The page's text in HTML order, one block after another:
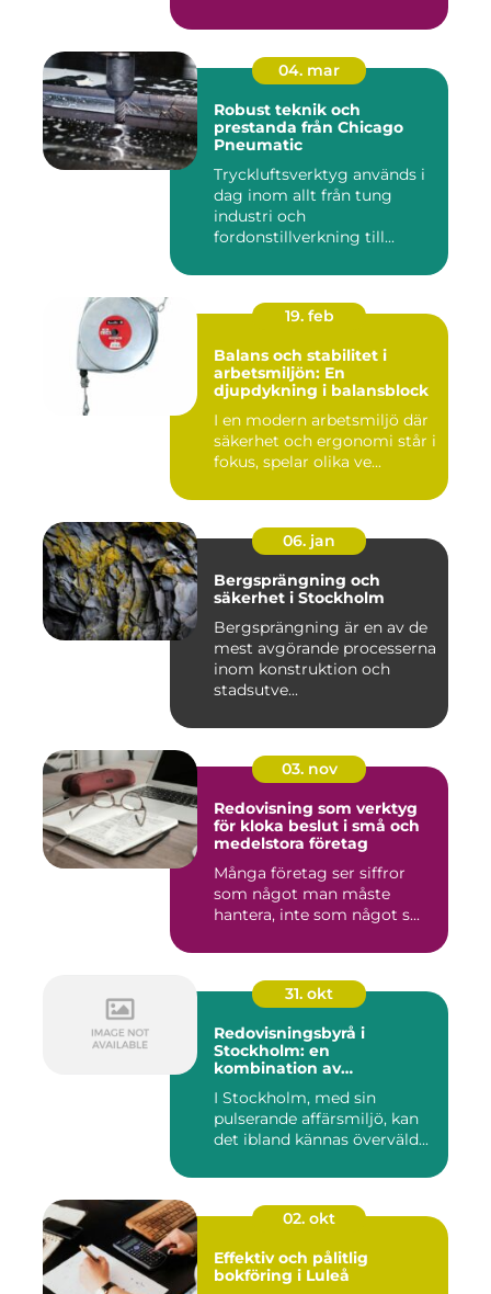
04. mar
Robust teknik och
prestanda från Chicago
Pneumatic
Tryckluftsverktyg används i
dag inom allt från tung
industri och
fordonstillverkning till...
19. feb
Balans och stabilitet i
arbetsmiljön: En
djupdykning i balansblock
I en modern arbetsmiljö där
säkerhet och ergonomi står i
fokus, spelar olika ve...
06. jan
Bergsprängning och
säkerhet i Stockholm
Bergsprängning är en av de
mest avgörande processerna
inom konstruktion och
stadsutve...
03. nov
Redovisning som verktyg
för kloka beslut i små och
medelstora företag
Många företag ser siffror
som något man måste
hantera, inte som något s...
31. okt
Redovisningsbyrå i
Stockholm: en
kombination av
personlig service
I Stockholm, med sin
pulserande affärsmiljö, kan
det ibland kännas överväld...
02. okt
Effektiv och pålitlig
bokföring i Luleå